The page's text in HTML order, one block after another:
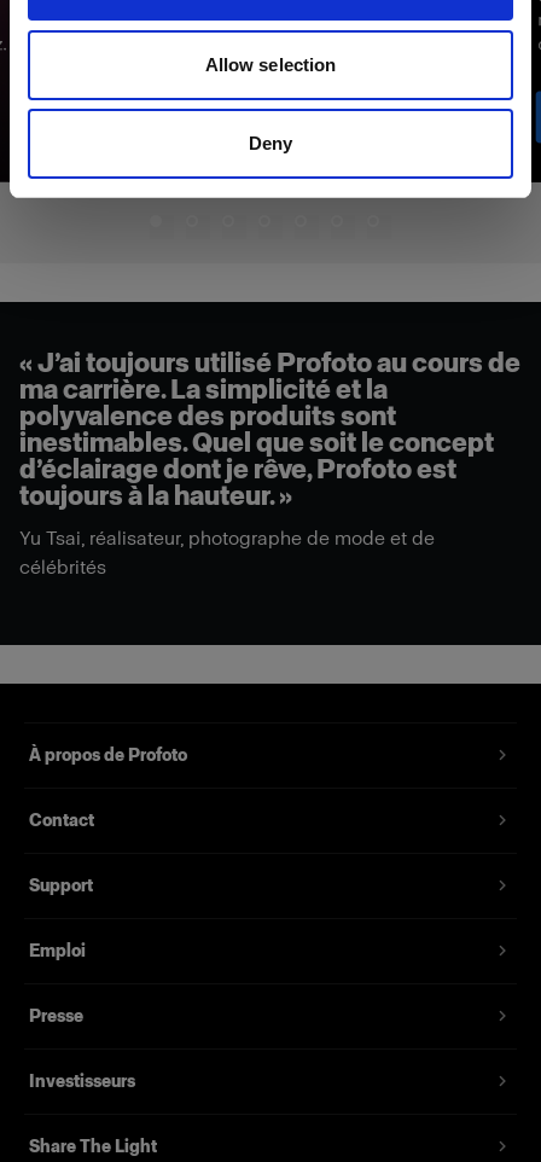
Allow selection
Deny
« J’ai toujours utilisé Profoto au cours de
ma carrière. La simplicité et la
polyvalence des produits sont
inestimables. Quel que soit le concept
d’éclairage dont je rêve, Profoto est
toujours à la hauteur. »
Yu Tsai, réalisateur, photographe de mode et de
célébrités
À propos de Profoto
Contact
Support
Emploi
Presse
Investisseurs
Share The Light